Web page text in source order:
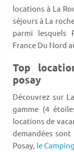
locations à La
séjours à La
parmi lesquels
France Du Nord
Top
posay
Découvrez sur
gamme (4
locations de
demandées sont
Posay, le